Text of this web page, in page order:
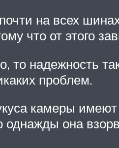
на всех
что от этого
то надежность
проблем.
камеры
однажды она